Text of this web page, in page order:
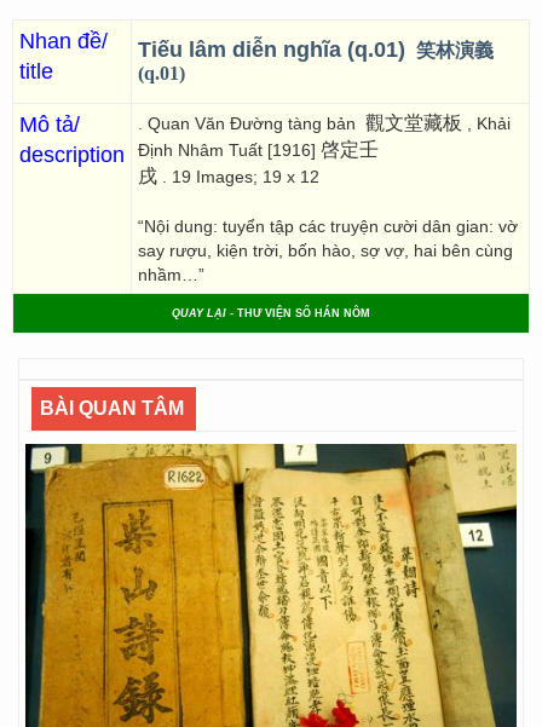
Nhan đề/
title
Tiếu lâm diễn nghĩa (q.01) 笑林演義
(q.01)
Mô tả/
description
. Quan Văn Đường tàng bản 觀文堂藏板
, Khải
Định Nhâm Tuất [1916] 啓定壬
戌 . 19 Images; 19 x 12
“Nội dung: tuyển tập các truyện cười dân gian: vờ
say rượu, kiện trời, bốn hào, sợ vợ, hai bên cùng
nhầm…”
QUAY LẠI - THƯ VIỆN SỐ HÁN NÔM
BÀI QUAN TÂM